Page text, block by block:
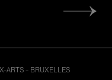
ARTS - BRUXELLES